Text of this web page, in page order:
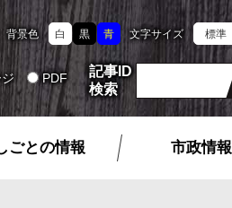
背景色 白 黒 青 文字サイズ 標準
PDF
記事ID
検索
ごとの情報 市政情報